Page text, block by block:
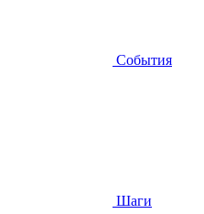
События
Шаги